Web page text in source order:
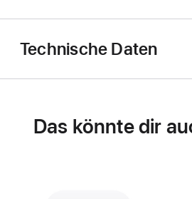
Technische Daten
Das könnte dir